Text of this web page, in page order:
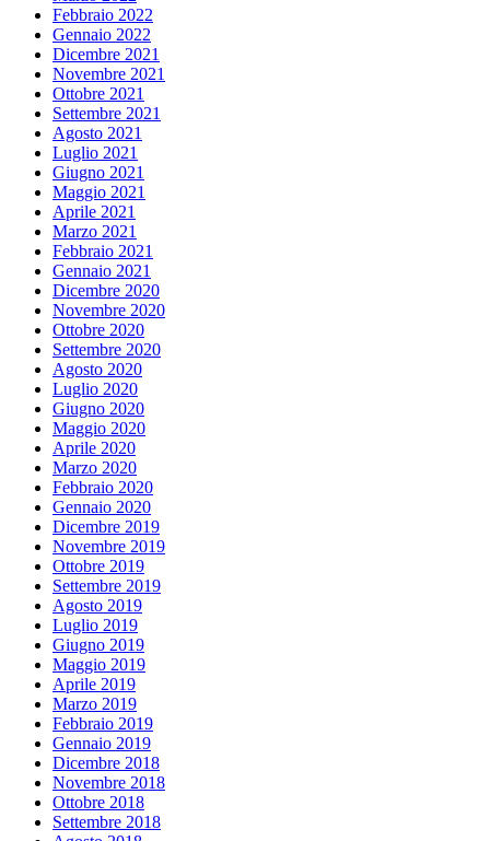
Febbraio 2022
Gennaio 2022
Dicembre 2021
Novembre 2021
Ottobre 2021
Settembre 2021
Agosto 2021
Luglio 2021
Giugno 2021
Maggio 2021
Aprile 2021
Marzo 2021
Febbraio 2021
Gennaio 2021
Dicembre 2020
Novembre 2020
Ottobre 2020
Settembre 2020
Agosto 2020
Luglio 2020
Giugno 2020
Maggio 2020
Aprile 2020
Marzo 2020
Febbraio 2020
Gennaio 2020
Dicembre 2019
Novembre 2019
Ottobre 2019
Settembre 2019
Agosto 2019
Luglio 2019
Giugno 2019
Maggio 2019
Aprile 2019
Marzo 2019
Febbraio 2019
Gennaio 2019
Dicembre 2018
Novembre 2018
Ottobre 2018
Settembre 2018